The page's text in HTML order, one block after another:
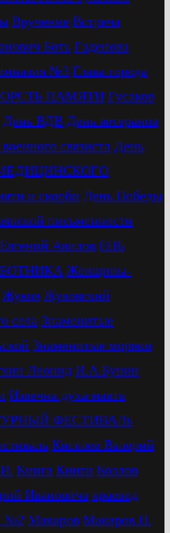
Вручение Встреча
Боть Гаденова
№3 Глава города
ПАМЯТИ Гусаков
День ВДВ День ветеранов
связиста День
и скорби День Победы
письменности
Евгений Авилов ЕНЬ
Женщины-
Жуков Жуковский
села Знаменитые
Знаменитые моряки
Леонид И.А.Бунин
Извечна духа маята
ФЕСТИВАЛь
Киселев Валерий
Книга Книги Козлов
Ивановича краевед
№2 Макаров Макаров Н.